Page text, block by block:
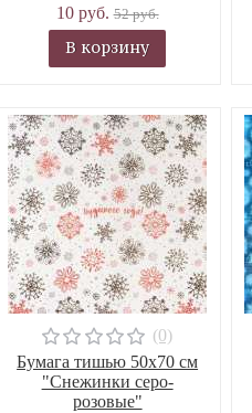
10 руб.52 руб.
В корзину
(0)
Бумага тишью 50х70 см
"Снежинки серо-
розовые"